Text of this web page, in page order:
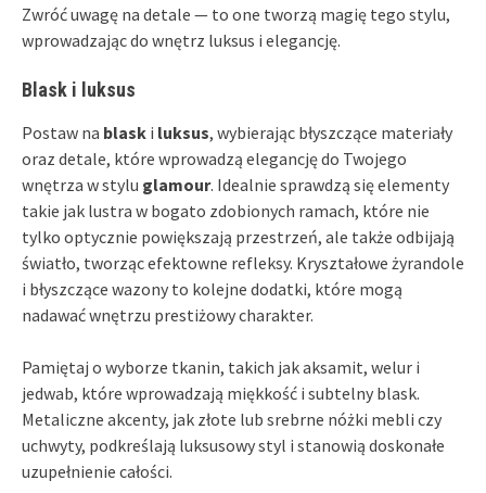
Zwróć uwagę na detale — to one tworzą magię tego stylu,
wprowadzając do wnętrz luksus i elegancję.
Blask i luksus
Postaw na blask i luksus, wybierając błyszczące materiały
oraz detale, które wprowadzą elegancję do Twojego
wnętrza w stylu glamour. Idealnie sprawdzą się elementy
takie jak lustra w bogato zdobionych ramach, które nie
tylko optycznie powiększają przestrzeń, ale także odbijają
światło, tworząc efektowne refleksy. Kryształowe żyrandole
i błyszczące wazony to kolejne dodatki, które mogą
nadawać wnętrzu prestiżowy charakter.
Pamiętaj o wyborze tkanin, takich jak aksamit, welur i
jedwab, które wprowadzają miękkość i subtelny blask.
Metaliczne akcenty, jak złote lub srebrne nóżki mebli czy
uchwyty, podkreślają luksusowy styl i stanowią doskonałe
uzupełnienie całości.